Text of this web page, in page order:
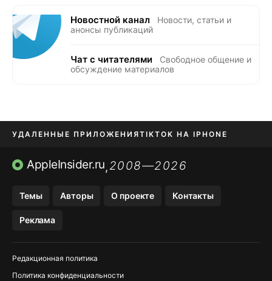
Новостной канал
Новости, статьи и
анонсы публикаций
Чат с читателями
Свободное общение и
обсуждение материалов
УДАЛЕННЫЕ ПРИЛОЖЕНИЯTIKTOK НА IPHONE
ПРИЛОЖЕНИЯ БЕЗ APP STORE
AppleInsider.ru,2008—2026
Темы Авторы О проекте Контакты
Реклама
Редакционная политика
Политика конфиденциальности